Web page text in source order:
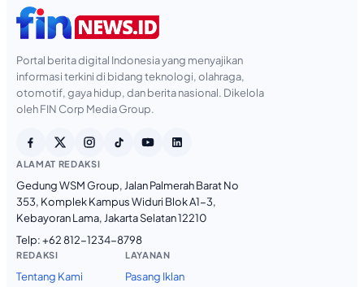
Portal berita digital Indonesia yang menyajikan
informasi terkini di bidang teknologi, olahraga,
otomotif, gaya hidup, dan berita nasional. Dikelola
oleh FIN Corp Media Group.
ALAMAT REDAKSI
Gedung WSM Group, Jalan Palmerah Barat No
353, Komplek Kampus Widuri Blok A1-3,
Kebayoran Lama, Jakarta Selatan 12210
Telp:+62 812-1234-8798
REDAKSI
Tentang Kami
LAYANAN
Pasang Iklan